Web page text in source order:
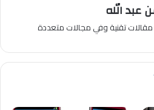
عبد الله
تقنية وفي مجالات متعددة